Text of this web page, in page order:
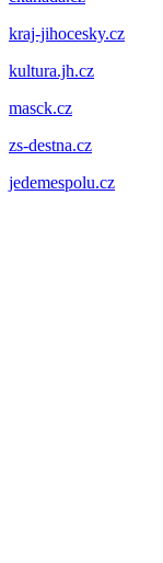
kraj-jihocesky.cz
kultura.jh.cz
masck.cz
zs-destna.cz
jedemespolu.cz